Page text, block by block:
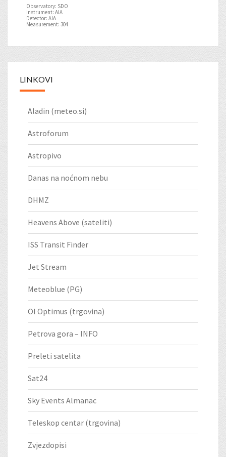
Observatory: SDO
Instrument: AIA
Detector: AIA
Measurement: 304
LINKOVI
Aladin (meteo.si)
Astroforum
Astropivo
Danas na noćnom nebu
DHMZ
Heavens Above (sateliti)
ISS Transit Finder
Jet Stream
Meteoblue (PG)
OI Optimus (trgovina)
Petrova gora – INFO
Preleti satelita
Sat24
Sky Events Almanac
Teleskop centar (trgovina)
Zvjezdopisi